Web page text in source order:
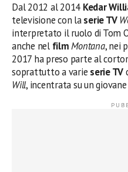
Dal 2012 al 2014 Kedar
televisione con laserie TV
interpretato il ruolo di Tom
anche nel filmMontana, nei
2017 ha preso parte al
soprattutto a varie serie TV
Will, incentrata su un